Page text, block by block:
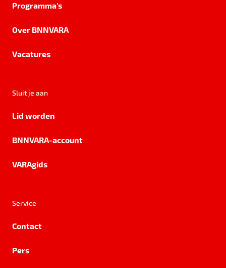
Programma's
Over BNNVARA
Vacatures
Sluit je aan
Lid worden
BNNVARA-account
VARAgids
Service
Contact
Pers